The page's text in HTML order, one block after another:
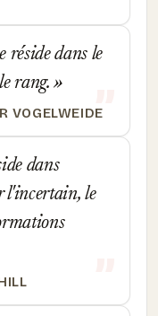
réside dans le
rang.
VOGELWEIDE
dans
l'incertain, le